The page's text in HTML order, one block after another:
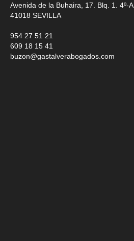
Avenida de la Buhaira, 17. Blq. 1. 4º-A
41018 SEVILLA
954 27 51 21
609 18 15 41
buzon@gastalverabogados.com